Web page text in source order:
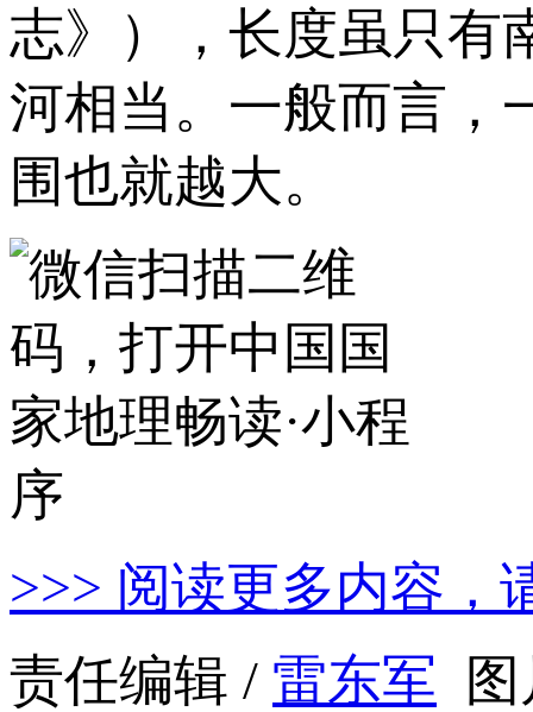
志》），长度虽只有
河相当。一般而言，
围也就越大。
>>> 阅读更多内容，
责任编辑 / 雷东军